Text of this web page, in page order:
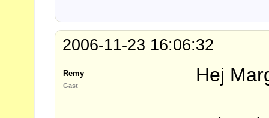
2006-11-23 16:06:32
Remy
Gast Hej